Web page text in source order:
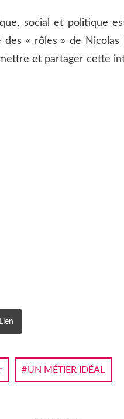
social et politique
« rôles » de
et partager cette
Lien
UN MÉTIER IDÉAL